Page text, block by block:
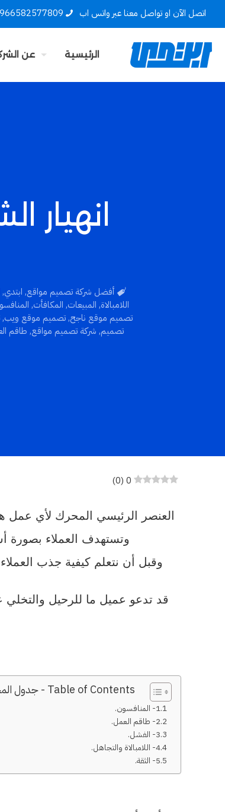
اتصل الآن او تواصل معنا عبر واتس اب
الرئيسية عن
انهيار
أفضل شركة تصميم مواقع, ابتدي,
اللامبالاة, المبيعات, المكافأت,
تصميم موقع ناجح,تصميم موقع ويب,
تصميم, شركة تصميم مواقع, طاقم
0
(
0
)
العنصر الرئيسي المحرك لأي عمل
وتستهدف العملاء بصورة
وقبل أن نتعلم كيفية جذب
قد تدعو عميل ما للرحيل
Table of Contents - جدول المحتوى
1- المنافسون.
2- طاقم العمل.
3- الفشل.
4- اللامبالاة والتجاهل.
5- الثقة.